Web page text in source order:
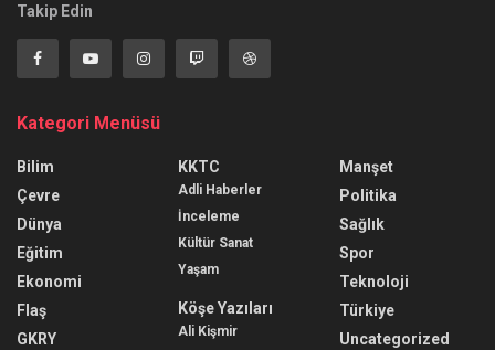
Takip Edin
Kategori Menüsü
Bilim
Çevre
Dünya
Eğitim
Ekonomi
Flaş
GKRY
KKTC
Adli Haberler
İnceleme
Kültür Sanat
Yaşam
Köşe Yazıları
Ali Kişmir
Manşet
Politika
Sağlık
Spor
Teknoloji
Türkiye
Uncategorized